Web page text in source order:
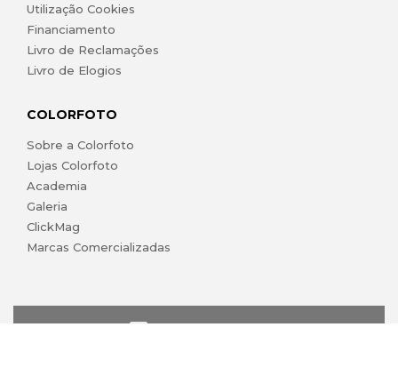
Utilização Cookies
Financiamento
Livro de Reclamações
Livro de Elogios
COLORFOTO
Sobre a Colorfoto
Lojas Colorfoto
Academia
Galeria
ClickMag
Marcas Comercializadas
lojaonline@colorfoto.pt